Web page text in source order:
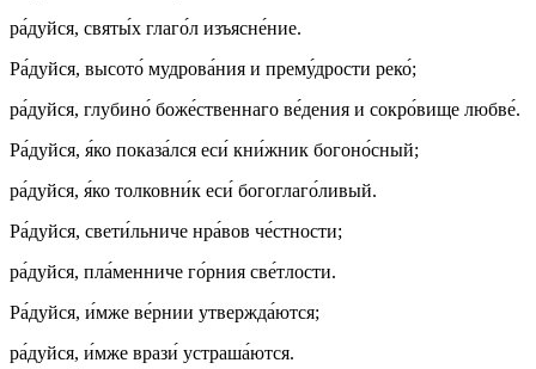
ра́дуйся, святы́х глаго́л изъясне́ние.
Ра́дуйся, высото́ мудрова́ния и прему́дрости реко́;
ра́дуйся, глубино́ боже́ственнаго ве́дения и сокро́вище любве́.
Ра́дуйся, я́ко показа́лся еси́ кни́жник богоно́сный;
ра́дуйся, я́ко толковни́к еси́ богоглаго́ливый.
Ра́дуйся, свети́льниче нра́вов че́стности;
ра́дуйся, пла́менниче го́рния све́тлости.
Ра́дуйся, и́мже ве́рнии утвержда́ются;
ра́дуйся, и́мже врази́ устраша́ются.